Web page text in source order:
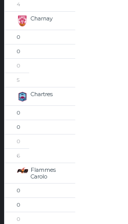
4
Charnay
0
0
0
5
Chartres
0
0
0
6
Flammes
Carolo
0
0
0